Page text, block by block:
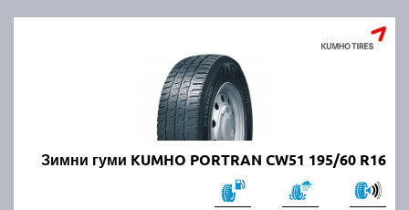
Зимни гуми KUMHO PORTRAN CW51 195/60 R16